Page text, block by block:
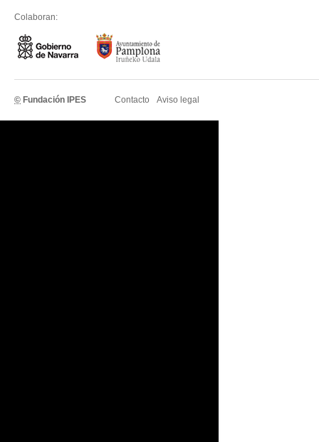
Colaboran:
© Fundación IPES Contacto Aviso legal